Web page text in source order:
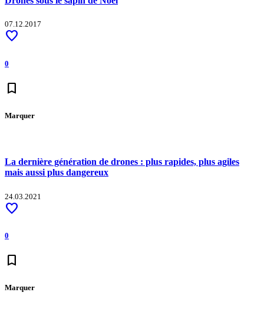
07.12.2017
favorite
0
bookmark
Marquer
La dernière génération de drones : plus rapides, plus agiles
mais aussi plus dangereux
24.03.2021
favorite
0
bookmark
Marquer